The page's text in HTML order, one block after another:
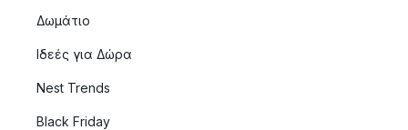
Δωμάτιο
Ιδεές για Δώρα
Nest Trends
Black Friday